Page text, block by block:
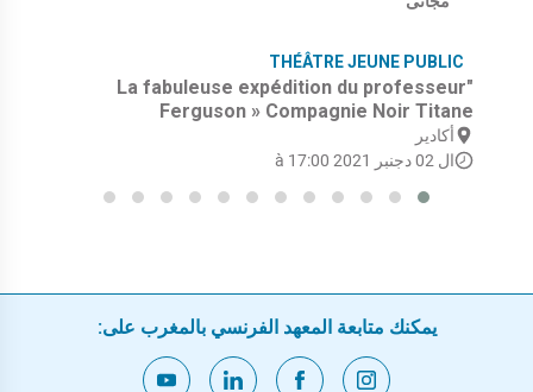
THÉÂTRE JEUNE PUBLIC
"La fabuleuse expédition du professeur
Ferguson » Compagnie Noir Titane
أكادير
ال 02 دجنبر 2021 à 17:00
يمكنك متابعة المعهد الفرنسي بالمغرب على: